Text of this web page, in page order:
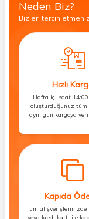
Neden Biz?
Bizleri tercih
Hızlı
Hafta içi saat
oluşturduğunuz tüm
aynı gün kargoya
Kapıda
Tüm